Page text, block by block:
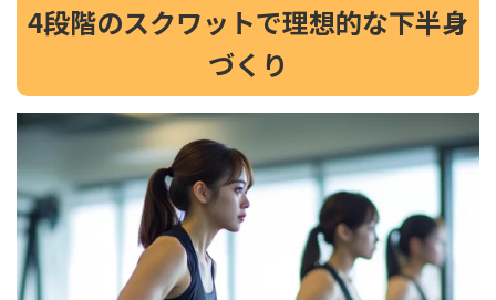
4段階のスクワットで理想的な下半身
づくり